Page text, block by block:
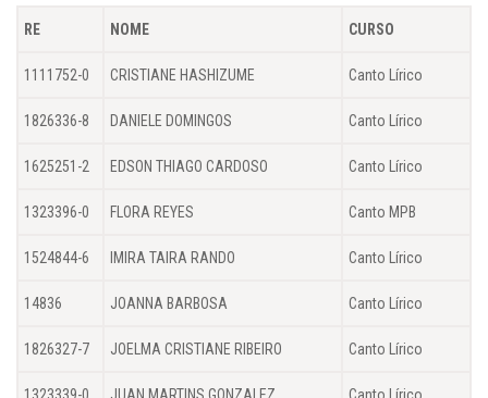
RE NOME CURSO
1111752-0 CRISTIANE HASHIZUME Canto Lírico
1826336-8 DANIELE DOMINGOS Canto Lírico
1625251-2 EDSON THIAGO CARDOSO Canto Lírico
1323396-0 FLORA REYES Canto MPB
1524844-6 IMIRA TAIRA RANDO Canto Lírico
14836 JOANNA BARBOSA Canto Lírico
1826327-7 JOELMA CRISTIANE RIBEIRO Canto Lírico